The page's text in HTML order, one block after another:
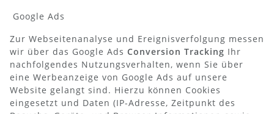
Google Ads
Zur Webseitenanalyse und Ereignisverfolgung messen
wir über das Google Ads Conversion Tracking Ihr
nachfolgendes Nutzungsverhalten, wenn Sie über
eine Werbeanzeige von Google Ads auf unsere
Website gelangt sind. Hierzu können Cookies
eingesetzt und Daten (IP-Adresse, Zeitpunkt des